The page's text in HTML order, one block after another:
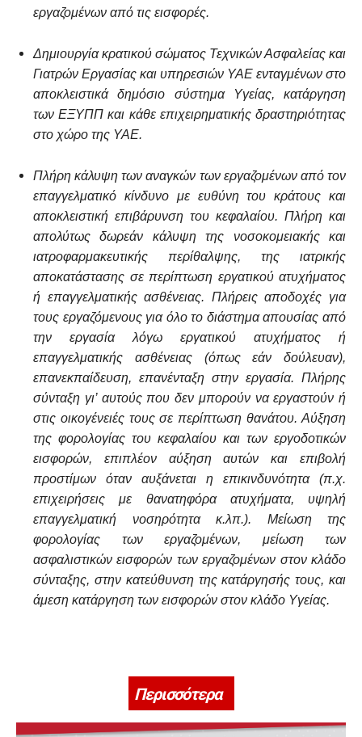
εργαζομένων από τις εισφορές.
Δημιουργία κρατικού σώματος Τεχνικών Ασφαλείας και
Γιατρών Εργασίας και υπηρεσιών ΥΑΕ ενταγμένων στο
αποκλειστικά δημόσιο σύστημα Υγείας, κατάργηση
των ΕΞΥΠΠ και κάθε επιχειρηματικής δραστηριότητας
στο χώρο της ΥΑΕ.
Πλήρη κάλυψη των αναγκών των εργαζομένων από τον
επαγγελματικό κίνδυνο με ευθύνη του κράτους και
αποκλειστική επιβάρυνση του κεφαλαίου. Πλήρη και
απολύτως δωρεάν κάλυψη της νοσοκομειακής και
ιατροφαρμακευτικής περίθαλψης, της ιατρικής
αποκατάστασης σε περίπτωση εργατικού ατυχήματος
ή επαγγελματικής ασθένειας. Πλήρεις αποδοχές για
τους εργαζόμενους για όλο το διάστημα απουσίας από
την εργασία λόγω εργατικού ατυχήματος ή
επαγγελματικής ασθένειας (όπως εάν δούλευαν),
επανεκπαίδευση, επανένταξη στην εργασία. Πλήρης
σύνταξη γι’ αυτούς που δεν μπορούν να εργαστούν ή
στις οικογένειές τους σε περίπτωση θανάτου. Αύξηση
της φορολογίας του κεφαλαίου και των εργοδοτικών
εισφορών, επιπλέον αύξηση αυτών και επιβολή
προστίμων όταν αυξάνεται η επικινδυνότητα (π.χ.
επιχειρήσεις με θανατηφόρα ατυχήματα, υψηλή
επαγγελματική νοσηρότητα κ.λπ.). Μείωση της
φορολογίας των εργαζομένων, μείωση των
ασφαλιστικών εισφορών των εργαζομένων στον κλάδο
σύνταξης, στην κατεύθυνση της κατάργησής τους, και
άμεση κατάργηση των εισφορών στον κλάδο Υγείας.
Περισσότερα